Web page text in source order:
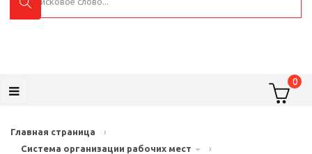
0
Главная страница
›
Система организации рабочих мест
›